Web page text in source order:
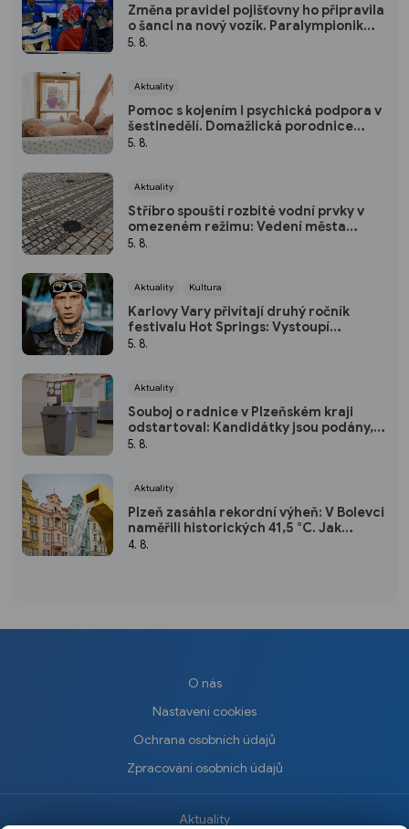
Změna pravidel pojišťovny ho připravila
o šanci na nový vozík. Paralympionik
Ondřej Kaas přesto bojuje o
5. 8.
Aktuality
Pomoc s kojením i psychická podpora v
šestinedělí. Domažlická porodnice
nabízí ženám návštěvní službu zdarma
5. 8.
Aktuality
Stříbro spouští rozbité vodní prvky v
omezeném režimu: Vedení města
plánuje opravu za 10 milionů
5. 8.
Aktuality Kultura
Karlovy Vary přivítají druhý ročník
festivalu Hot Springs: Vystoupí
Yzomandias, Ben Cristovao i Nik Tendo
5. 8.
Aktuality
Souboj o radnice v Plzeňském kraji
odstartoval: Kandidátky jsou podány,
podílíte se na rozhodování i vy?
5. 8.
Aktuality
Plzeň zasáhla rekordní výheň: V Bolevci
naměřili historických 41,5 °C. Jak
snášíte extrémní vedra vy? (ANKETA)
4. 8.
O nás
Nastavení cookies
Ochrana osobních údajů
Zpracování osobních údajů
Aktuality